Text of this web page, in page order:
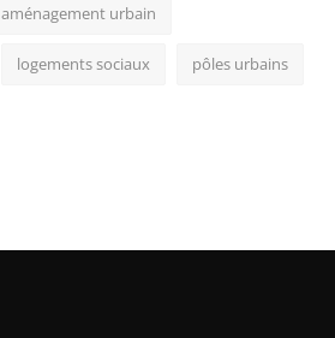
aménagement urbain
logements sociaux pôles urbains